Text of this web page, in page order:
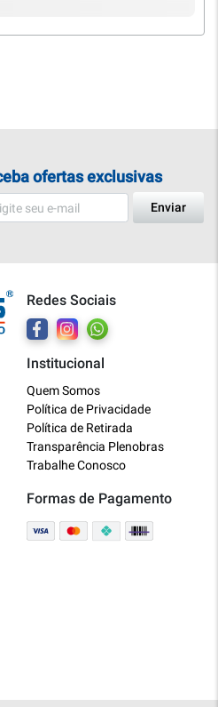
ofertas exclusivas
Enviar
Redes Sociais
Institucional
Quem Somos
Política de Privacidade
Política de Retirada
Transparência Plenobras
Trabalhe Conosco
Formas de Pagamento
você
produtos